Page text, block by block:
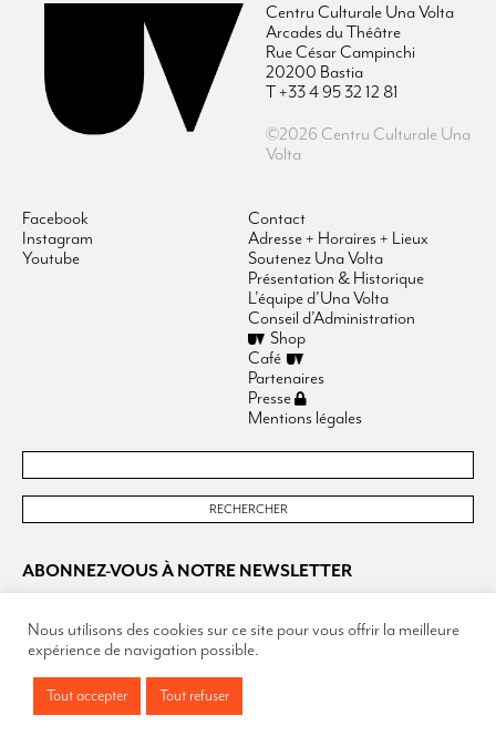
Centru Culturale Una Volta
Arcades du Théâtre
Rue César Campinchi
20200 Bastia
T +33 4 95 32 12 81
©2026 Centru Culturale Una
Volta
Facebook
Instagram
Youtube
Contact
Adresse + Horaires + Lieux
Soutenez Una Volta
Présentation & Historique
L’équipe d’Una Volta
Conseil d’Administration
Shop
Café
Partenaires
Presse
Mentions légales
ABONNEZ-VOUS À NOTRE NEWSLETTER
Nous utilisons des cookies sur ce site pour vous offrir la meilleure
expérience de navigation possible.
Tout accepter Tout refuser